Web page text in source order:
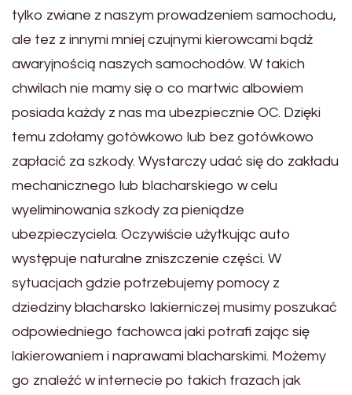
tylko zwiane z naszym prowadzeniem samochodu,
ale tez z innymi mniej czujnymi kierowcami bądź
awaryjnością naszych samochodów. W takich
chwilach nie mamy się o co martwic albowiem
posiada każdy z nas ma ubezpiecznie OC. Dzięki
temu zdołamy gotówkowo lub bez gotówkowo
zapłacić za szkody. Wystarczy udać się do zakładu
mechanicznego lub blacharskiego w celu
wyeliminowania szkody za pieniądze
ubezpieczyciela. Oczywiście użytkując auto
występuje naturalne zniszczenie części. W
sytuacjach gdzie potrzebujemy pomocy z
dziedziny blacharsko lakierniczej musimy poszukać
odpowiedniego fachowca jaki potrafi zając się
lakierowaniem i naprawami blacharskimi. Możemy
go znaleźć w internecie po takich frazach jak